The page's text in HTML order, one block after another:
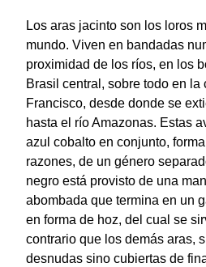
Los aras jacinto son los loros
mundo. Viven en bandadas
proximidad de los ríos, en los
Brasil central, sobre todo en la
Francisco, desde donde se
hasta el río Amazonas. Estas
azul cobalto en conjunto,
razones, de un género
negro está provisto de una
abombada que termina en un
en forma de hoz, del cual se
contrario que los demás aras,
desnudas sino cubiertas de